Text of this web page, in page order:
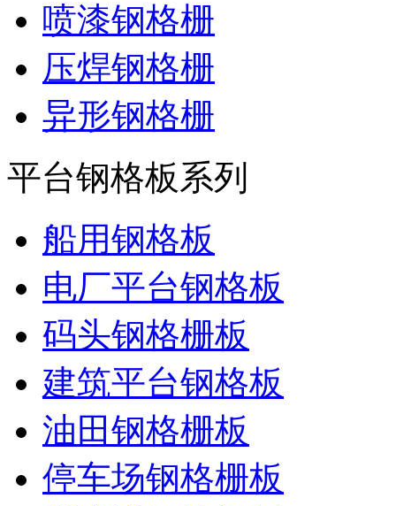
喷漆钢格栅
压焊钢格栅
异形钢格栅
平台钢格板系列
船用钢格板
电厂平台钢格板
码头钢格栅板
建筑平台钢格板
油田钢格栅板
停车场钢格栅板